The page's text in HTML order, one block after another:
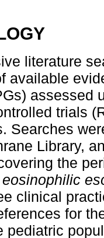
literature
available
assessed
trials
Searches
Library,
the
eosinophilic
clinical
for
pediatric